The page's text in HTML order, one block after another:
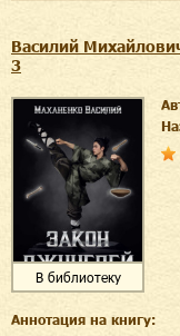
Василий
3
В библиотеку
Аннотация на книгу: